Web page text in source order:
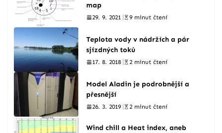
map
29. 9. 2021 9 minut čtení
Teplota vody v nádržích a pár
sjízdných toků
17. 8. 2018 2 minut čtení
Model Aladin je podrobnější a
přesnější
26. 3. 2019 2 minut čtení
Wind chill a Heat index, aneb